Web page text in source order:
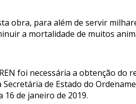
obra, para além de servir
a mortalidade de muitos
foi necessária a obtenção
de Estado do
16 de janeiro de 2019.